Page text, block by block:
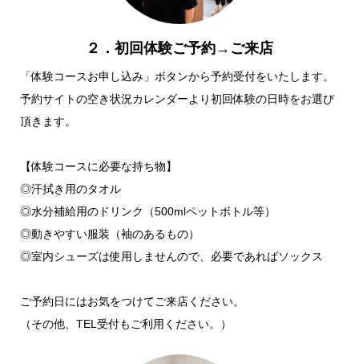
２．初回体験ご予約→ご来店
「体験コースお申し込み」ボタンから予約受付をいたします。
予約サイトの空き状況カレンダーより初回体験の日時をお選び
頂きます。
【体験コースに必要な持ち物】
◎汗拭き用のタオル
◎水分補給用のドリンク（500mlペットボトル等）
◎動きやすい服装（袖のあるもの）
◎室内シューズは使用しませんので、必要であればソックス
ご予約日にはお気をつけてご来店ください。
（その他、TEL受付もご利用ください。）